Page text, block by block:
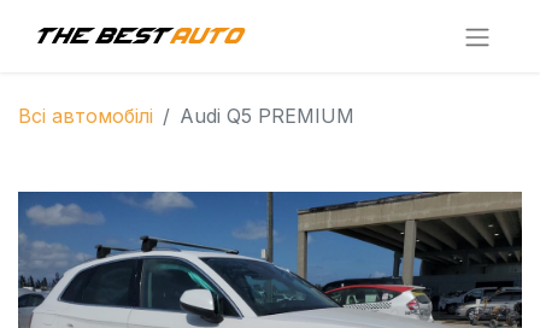
Всі автомобілі Audi Q5 PREMIUM